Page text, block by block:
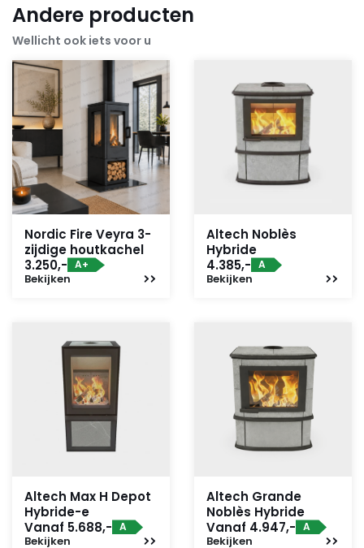
Andere producten
Wellicht ook iets voor u
Nordic Fire Veyra 3-
zijdige houtkachel
3.250,- A+
Bekijken
Altech Noblès
Hybride
4.385,- A
Bekijken
Altech Max H Depot
Hybride-e
Vanaf 5.688,- A
Bekijken
Altech Grande
Noblès Hybride
Vanaf 4.947,- A
Bekijken